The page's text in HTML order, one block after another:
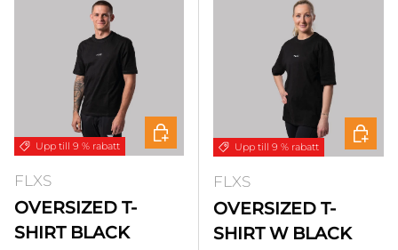
Upp till 9 % rabatt
FLXS
OVERSIZED T-
SHIRT BLACK
Välj alternativ
Upp till 9 % rabatt
FLXS
OVERSIZED T-
SHIRT W BLACK
Välj